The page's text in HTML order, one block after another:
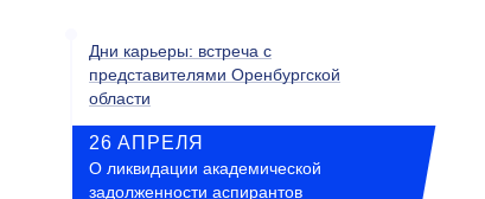
Дни карьеры: встреча с
представителями Оренбургской
области
26 АПРЕЛЯ
О ликвидации академической
задолженности аспирантов